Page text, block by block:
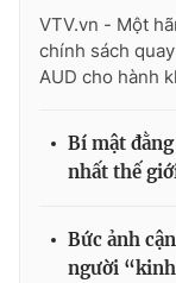
VTV Sức khoẻ
VTV4
VTV9
VTV.vn - Một
chính sách
AUD cho hành
Bí mật
nhất thế
Bức ảnh
người